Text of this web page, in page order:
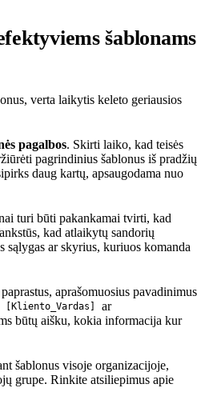
šablonams
verta laikytis keleto geriausios
pagalbos. Skirti laiko, kad teisės
pagrindinius šablonus iš pradžių
daug kartų, apsaugodama nuo
turi būti pakankamai tvirti, kad
kad atlaikytų sandorių
sąlygas ar skyrius, kuriuos komanda
aprašomuosius pavadinimus
[Kliento_Vardas] ar
būtų aišku, kokia informacija kur
šablonus visoje organizacijoje,
grupe. Rinkite atsiliepimus apie